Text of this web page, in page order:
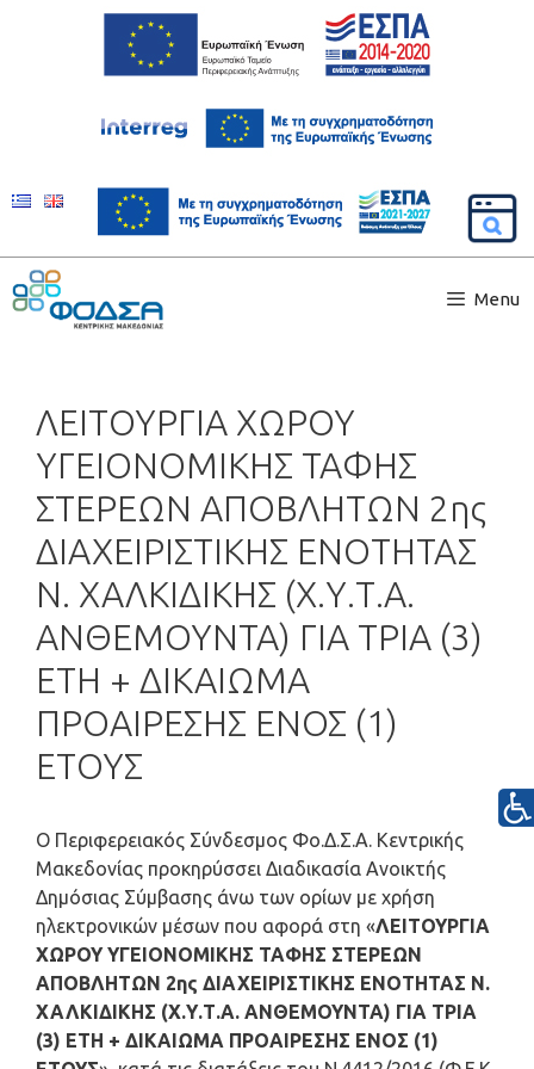
Menu
ΛΕΙΤΟΥΡΓΙΑ ΧΩΡΟΥ
ΥΓΕΙΟΝΟΜΙΚΗΣ ΤΑΦΗΣ
ΣΤΕΡΕΩΝ ΑΠΟΒΛΗΤΩΝ 2ης
ΔΙΑΧΕΙΡΙΣΤΙΚΗΣ ΕΝΟΤΗΤΑΣ
Ν. ΧΑΛΚΙΔΙΚΗΣ (Χ.Υ.Τ.Α.
ΑΝΘΕΜΟΥΝΤΑ) ΓΙΑ ΤΡΙΑ (3)
ΕΤΗ + ΔΙΚΑΙΩΜΑ
ΠΡΟΑΙΡΕΣΗΣ ΕΝΟΣ (1)
ΕΤΟΥΣ
Ο Περιφερειακός Σύνδεσμος Φο.Δ.Σ.Α. Κεντρικής
Μακεδονίας προκηρύσσει Διαδικασία Ανοικτής
Δημόσιας Σύμβασης άνω των ορίων με χρήση
ηλεκτρονικών μέσων που αφορά στη «ΛΕΙΤΟΥΡΓΙΑ
ΧΩΡΟΥ ΥΓΕΙΟΝΟΜΙΚΗΣ ΤΑΦΗΣ ΣΤΕΡΕΩΝ
ΑΠΟΒΛΗΤΩΝ 2ης ΔΙΑΧΕΙΡΙΣΤΙΚΗΣ ΕΝΟΤΗΤΑΣ Ν.
ΧΑΛΚΙΔΙΚΗΣ (Χ.Υ.Τ.Α. ΑΝΘΕΜΟΥΝΤΑ) ΓΙΑ ΤΡΙΑ
(3) ΕΤΗ + ΔΙΚΑΙΩΜΑ ΠΡΟΑΙΡΕΣΗΣ ΕΝΟΣ (1)